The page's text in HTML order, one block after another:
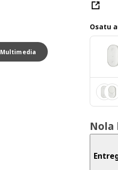
Multimedia
Osatu